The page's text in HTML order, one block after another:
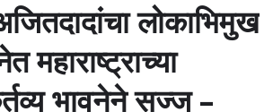
लोकाभिमुख
महाराष्ट्राच्या
भावनेने सज्ज –